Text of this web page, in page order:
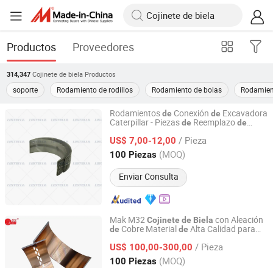
Productos Proveedores
314,347 Cojinete de biela Productos
soporte Rodamiento de rodillos Rodamiento de bolas
Rodamientosde Conexión de Excavadora
Caterpillar - Piezasde Reemplazode
US$ 7,00-12,00 / Pieza
100 Piezas (MOQ)
Enviar Consulta
Kunshan You Star Machinery Co. Ltd
Jiangsu, China Desde 2025
Mak M32Cojinete de Biela con Aleación
de Cobre Materialde Alta Calidad para
US$ 100,00-300,00 / Pieza
100 Piezas (MOQ)
SHIJIAZHUANG WUXING ENGINE PARTS CO., LTD.
Hebei, China Desde 2021